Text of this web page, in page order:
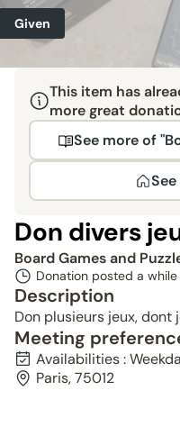
Given
This item has
more great
See more of
Don divers
Board Games and
Donation posted a while
Description
Don plusieurs jeux, dont
Meeting
Availabilities :
Paris, 75012